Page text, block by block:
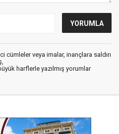
cümleler veya imalar, inançlara saldırı
harflerle yazılmış yorumlar